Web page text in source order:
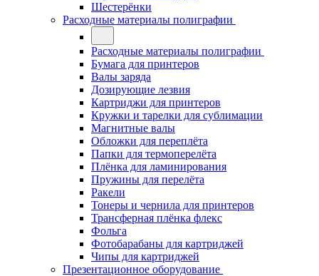
Шестерёнки
Расходные материалы полиграфии
Расходные материалы полиграфии
Бумага для принтеров
Валы заряда
Дозирующие лезвия
Картриджи для принтеров
Кружки и тарелки для сублимации
Магнитные валы
Обложки для переплёта
Папки для термоперелёта
Плёнка для ламинирования
Пружины для перелёта
Ракели
Тонеры и чернила для принтеров
Трансферная плёнка флекс
Фольга
Фотобарабаны для картриджей
Чипы для картриджей
Презентационное оборудование